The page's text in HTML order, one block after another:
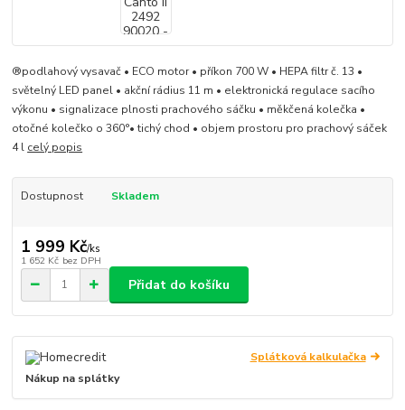
®️podlahový vysavač • ECO motor • příkon 700 W • HEPA filtr č. 13 •
světelný LED panel • akční rádius 11 m • elektronická regulace sacího
výkonu • signalizace plnosti prachového sáčku • měkčená kolečka •
otočné kolečko o 360°• tichý chod • objem prostoru pro prachový sáček
4 l celý popis
Dostupnost Skladem
1 999 Kč/ks
1 652 Kč bez DPH
Přidat do košíku
Splátková kalkulačka
Nákup na splátky